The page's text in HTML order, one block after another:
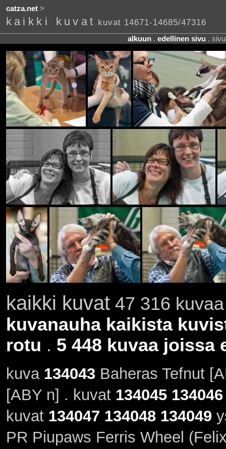
catza.net>
kaikki kuvat kuvat 14671-14685/47316
alkuun . edellinen sivu .
kaikki kuvat47 316
kuvanauha kaikista
rotu . 5 448 kuvaa joissa
kuva 134043Baheras Tefnut
[ABY n] . kuvat 134045 134046
kuvat 134047 134048 134049
PR Piupaws Ferris Wheel